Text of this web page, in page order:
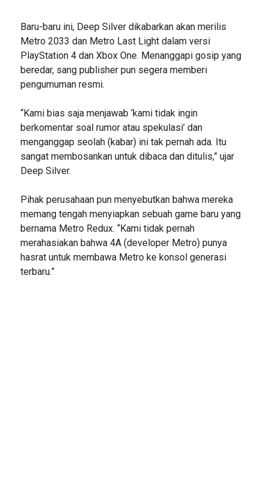
Baru-baru ini, Deep Silver dikabarkan akan merilis
Metro 2033 dan Metro Last Light dalam versi
PlayStation 4 dan Xbox One. Menanggapi gosip yang
beredar, sang publisher pun segera memberi
pengumuman resmi.
“Kami bias saja menjawab ‘kami tidak ingin
berkomentar soal rumor atau spekulasi’ dan
menganggap seolah (kabar) ini tak pernah ada. Itu
sangat membosankan untuk dibaca dan ditulis,” ujar
Deep Silver.
Pihak perusahaan pun menyebutkan bahwa mereka
memang tengah menyiapkan sebuah game baru yang
bernama Metro Redux. “Kami tidak pernah
merahasiakan bahwa 4A (developer Metro) punya
hasrat untuk membawa Metro ke konsol generasi
terbaru.”